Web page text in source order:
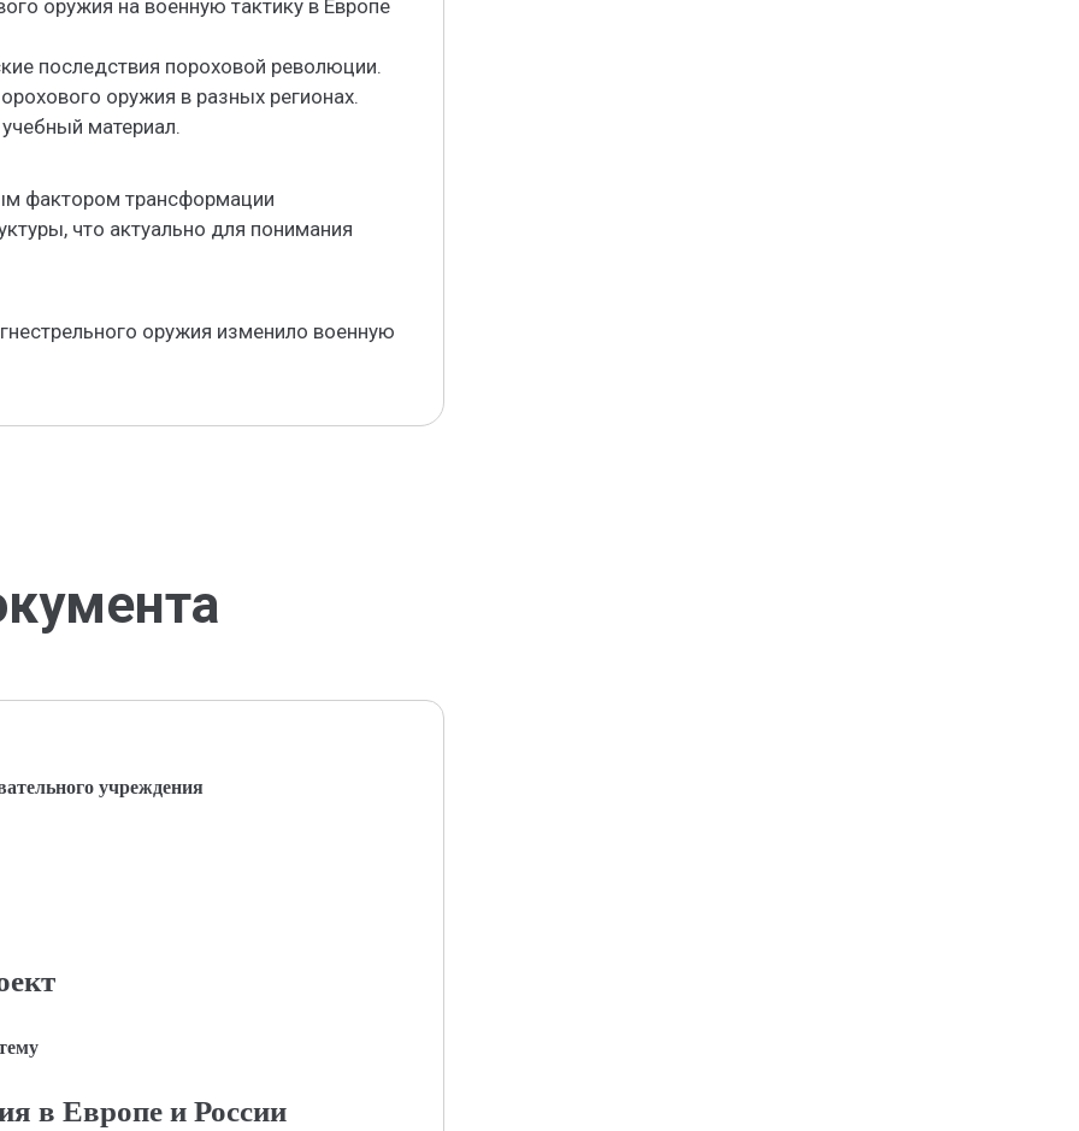
оружия на военную тактику в Европе
последствия пороховой революции.
оружия в разных регионах.
материал.
фактором трансформации
что актуально для понимания
оружия изменило военную
учреждения
в Европе и России